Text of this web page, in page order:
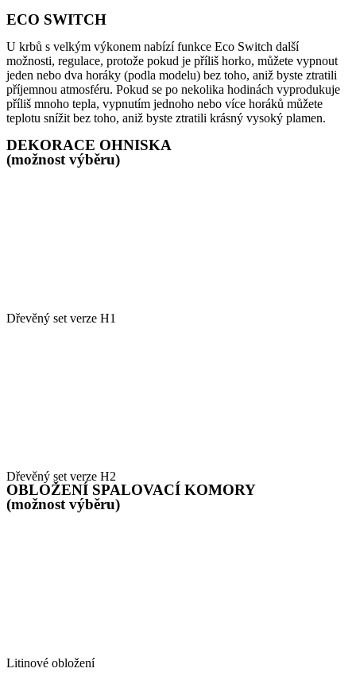
ECO SWITCH
U krbů s velkým výkonem nabízí funkce Eco Switch další
možnosti, regulace, protože pokud je příliš horko, můžete vypnout
jeden nebo dva horáky (podla modelu) bez toho, aniž byste ztratili
příjemnou atmosféru. Pokud se po nekolika hodinách vyprodukuje
příliš mnoho tepla, vypnutím jednoho nebo více horáků můžete
teplotu snížit bez toho, aniž byste ztratili krásný vysoký plamen.
DEKORACE OHNISKA
(možnost výběru)
Dřevěný set verze H1
Dřevěný set verze H2
OBLOŽENÍ SPALOVACÍ KOMORY
(možnost výběru)
Litinové obložení